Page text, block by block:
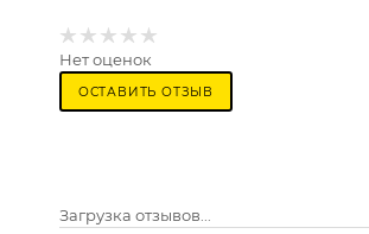
Нет оценок
ОСТАВИТЬ ОТЗЫВ
Загрузка отзывов...